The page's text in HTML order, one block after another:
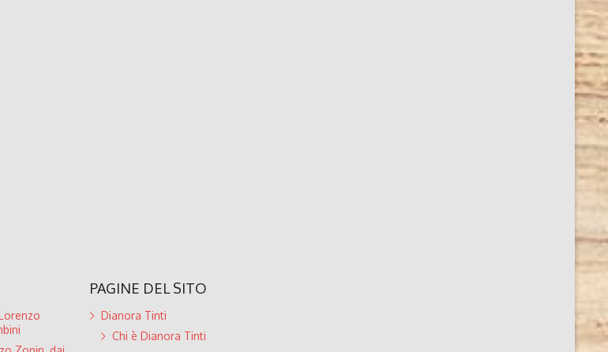
PAGINE DEL SITO
Dianora Tinti
Chi è Dianora Tinti